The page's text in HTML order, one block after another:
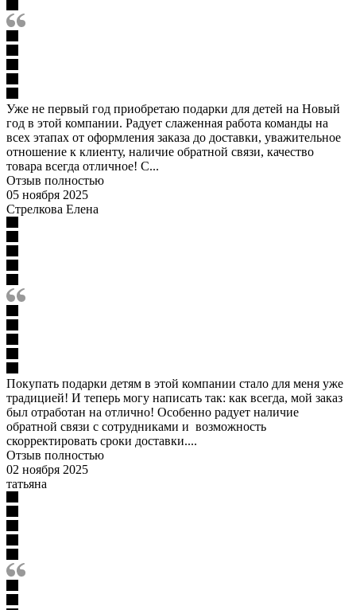
Уже не первый год приобретаю подарки для детей на Новый
год в этой компании. Радует слаженная работа команды на
всех этапах от оформления заказа до доставки, уважительное
отношение к клиенту, наличие обратной связи, качество
товара всегда отличное! С...
Отзыв полностью
05 ноября 2025
Стрелкова Елена
Покупать подарки детям в этой компании стало для меня уже
традицией! И теперь могу написать так: как всегда, мой заказ
был отработан на отлично! Особенно радует наличие
обратной связи с сотрудниками и возможность
скорректировать сроки доставки....
Отзыв полностью
02 ноября 2025
татьяна